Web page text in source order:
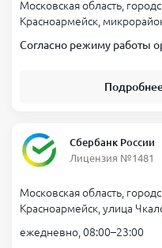
Московская область,
Красноармейск,
Согласно режиму работы
Сбербанк России
Лицензия №1481
Московская область,
Красноармейск, улица
ежедневно, 08:00–23:00